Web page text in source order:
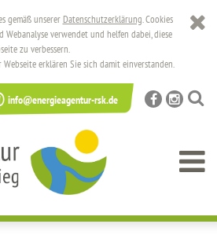
info@energieagentur-rsk.de
gemäß unserer Datenschutzerklärung. Cookies
verwendet und helfen dabei, diese
zu verbessern.
erklären Sie sich damit einverstanden.